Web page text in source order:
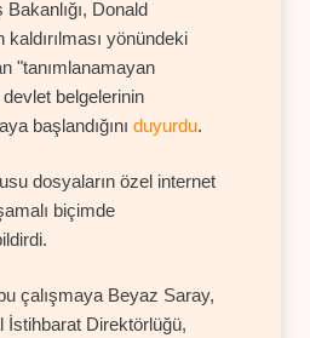
Donald
kaldırılması yönündeki
"tanımlanamayan
belgelerinin
başlandığını duyurdu.
dosyaların özel internet
biçimde
çalışmaya Beyaz Saray,
İstihbarat Direktörlüğü,